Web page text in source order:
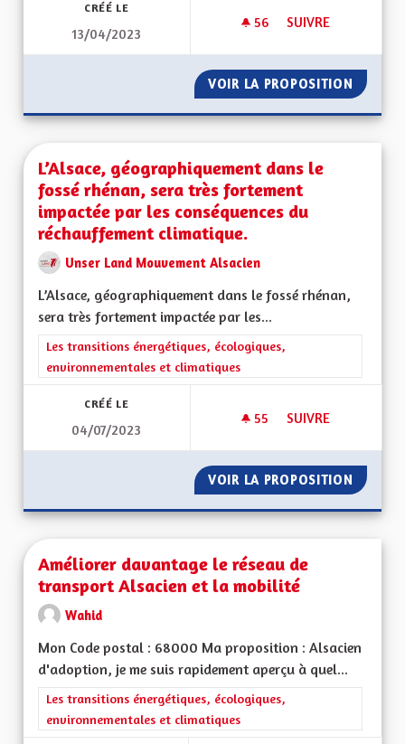
CRÉÉ LE
13/04/2023
56 56 ABONNÉS
SUIVRE
VOIR LA PROPOSITION
L’Alsace, géographiquement dans le
fossé rhénan, sera très fortement
impactée par les conséquences du
réchauffement climatique.
Unser Land Mouvement Alsacien
L’Alsace, géographiquement dans le fossé rhénan,
sera très fortement impactée par les...
Filtrer les résultats de la catégorie : Les transitions
Les transitions énergétiques, écologiques,
environnementales et climatiques
CRÉÉ LE
04/07/2023
55 55 ABONNÉS
SUIVRE
VOIR LA PROPOSITION
Améliorer davantage le réseau de
transport Alsacien et la mobilité
Wahid
Mon Code postal : 68000 Ma proposition : Alsacien
d'adoption, je me suis rapidement aperçu à quel...
Filtrer les résultats de la catégorie : Les transitions
Les transitions énergétiques, écologiques,
environnementales et climatiques